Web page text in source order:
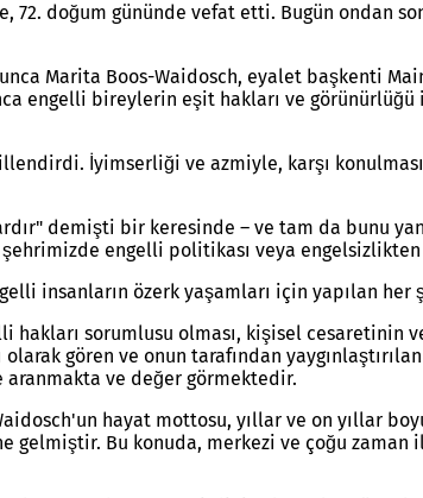
72. doğum gününde vefat etti. Bugün ondan
Marita Boos-Waidosch, eyalet başkenti
engelli bireylerin eşit hakları ve
İyimserliği ve azmiyle, karşı
demişti bir keresinde – ve tam da bunu
engelli politikası veya
insanların özerk yaşamları için yapılan
hakları sorumlusu olması, kişisel
gören ve onun tarafından
ve değer görmektedir.
hayat mottosu, yıllar ve on yıllar
gelmiştir. Bu konuda, merkezi ve çoğu